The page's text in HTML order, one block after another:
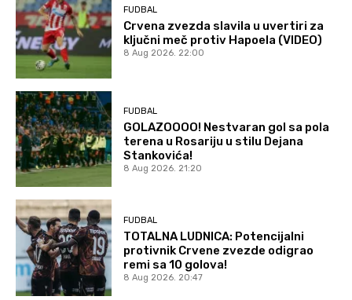
FUDBAL
Crvena zvezda slavila u uvertiri za
ključni meč protiv Hapoela (VIDEO)
8 Aug 2026. 22:00
FUDBAL
GOLAZOOOO! Nestvaran gol sa pola
terena u Rosariju u stilu Dejana
Stankovića!
8 Aug 2026. 21:20
FUDBAL
TOTALNA LUDNICA: Potencijalni
protivnik Crvene zvezde odigrao
remi sa 10 golova!
8 Aug 2026. 20:47